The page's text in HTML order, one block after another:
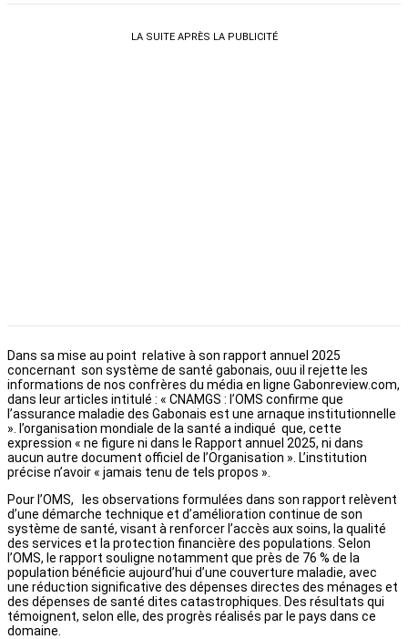
LA SUITE APRÈS LA PUBLICITÉ
Dans sa mise au point relative à son rapport annuel 2025
concernant son système de santé gabonais, ouu il rejette les
informations de nos confrères du média en ligne Gabonreview.com,
dans leur articles intitulé : « CNAMGS : l’OMS confirme que
l’assurance maladie des Gabonais est une arnaque institutionnelle
». l’organisation mondiale de la santé a indiqué que, cette
expression « ne figure ni dans le Rapport annuel 2025, ni dans
aucun autre document officiel de l’Organisation ». L’institution
précise n’avoir « jamais tenu de tels propos ».
Pour l’OMS, les observations formulées dans son rapport relèvent
d’une démarche technique et d’amélioration continue de son
système de santé, visant à renforcer l’accès aux soins, la qualité
des services et la protection financière des populations. Selon
l’OMS, le rapport souligne notamment que près de 76 % de la
population bénéficie aujourd’hui d’une couverture maladie, avec
une réduction significative des dépenses directes des ménages et
des dépenses de santé dites catastrophiques. Des résultats qui
témoignent, selon elle, des progrès réalisés par le pays dans ce
domaine.